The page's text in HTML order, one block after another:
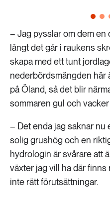
– Jag pysslar om dem en
långt det går i raukens
skapa med ett tunt
nederbördsmängden här
på Öland, så det blir
sommaren gul och
– Det enda jag saknar nu
solig grushög och en
hydrologin är svårare att
växter jag vill ha där finns
inte rätt förutsättningar.